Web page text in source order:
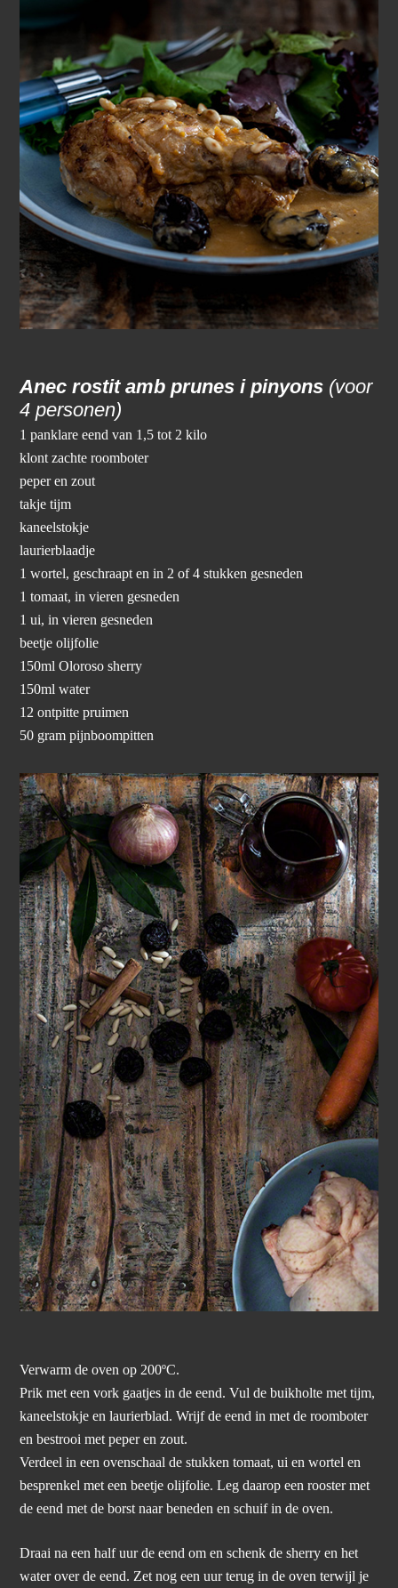
Anec rostit amb prunes i pinyons (voor
4 personen)
1 panklare eend van 1,5 tot 2 kilo
klont zachte roomboter
peper en zout
takje tijm
kaneelstokje
laurierblaadje
1 wortel, geschraapt en in 2 of 4 stukken gesneden
1 tomaat, in vieren gesneden
1 ui, in vieren gesneden
beetje olijfolie
150ml Oloroso sherry
150ml water
12 ontpitte pruimen
50 gram pijnboompitten
Verwarm de oven op 200ºC.
Prik met een vork gaatjes in de eend. Vul de buikholte met tijm,
kaneelstokje en laurierblad. Wrijf de eend in met de roomboter
en bestrooi met peper en zout.
Verdeel in een ovenschaal de stukken tomaat, ui en wortel en
besprenkel met een beetje olijfolie. Leg daarop een rooster met
de eend met de borst naar beneden en schuif in de oven.
Draai na een half uur de eend om en schenk de sherry en het
water over de eend. Zet nog een uur terug in de oven terwijl je